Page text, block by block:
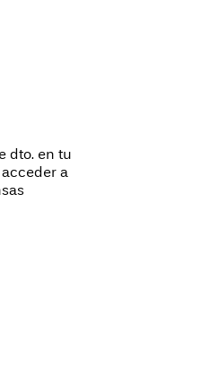
dto. en tu
a